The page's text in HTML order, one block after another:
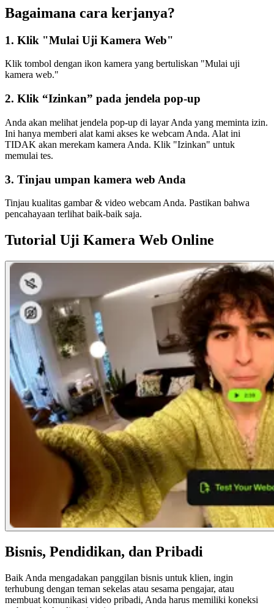
Bagaimana cara kerjanya?
1. Klik "Mulai Uji Kamera Web"
Klik tombol dengan ikon kamera yang bertuliskan "Mulai uji
kamera web."
2. Klik “Izinkan” pada jendela pop-up
Anda akan melihat jendela pop-up di layar Anda yang meminta izin.
Ini hanya memberi alat kami akses ke webcam Anda. Alat ini
TIDAK akan merekam kamera Anda. Klik "Izinkan" untuk
memulai tes.
3. Tinjau umpan kamera web Anda
Tinjau kualitas gambar & video webcam Anda. Pastikan bahwa
pencahayaan terlihat baik-baik saja.
Tutorial Uji Kamera Web Online
Bisnis, Pendidikan, dan Pribadi
Baik Anda mengadakan panggilan bisnis untuk klien, ingin
terhubung dengan teman sekelas atau sesama pengajar, atau
membuat komunikasi video pribadi, Anda harus memiliki koneksi